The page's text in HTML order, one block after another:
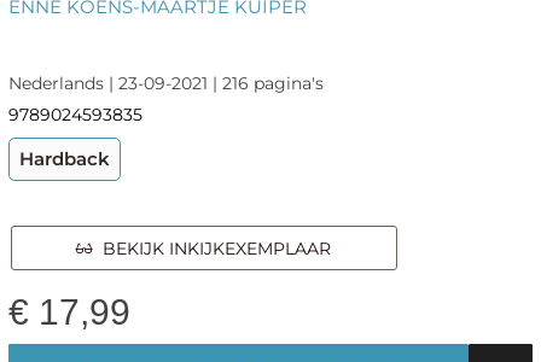
ENNE KOENS-MAARTJE KUIPER
Nederlands | 23-09-2021 | 216 pagina's
9789024593835
Hardback
BEKIJK INKIJKEXEMPLAAR
€ 17,99